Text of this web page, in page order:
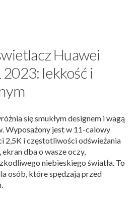
Huawei
lekkość i
się smukłym designem i wagą
Wyposażony jest w 11-calowy
2,5K i częstotliwości odświeżania
dba o wasze oczy,
niebieskiego światła. To
osób, które spędzają przed